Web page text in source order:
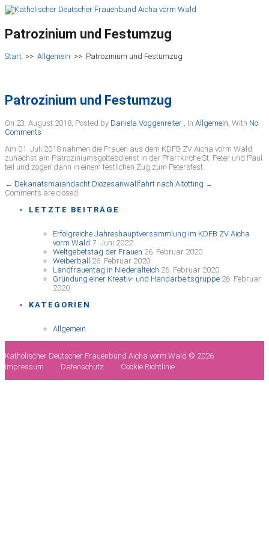
Patrozinium und Festumzug
Start >> Allgemein >> Patrozinium und Festumzug
Patrozinium und Festumzug
On 23. August 2018 Posted by Daniela Voggenreiter In Allgemein With No
Comments
Am 01. Juli 2018 nahmen die Frauen aus dem KDFB ZV Aicha vorm Wald
zunächst am Patroziniumsgottesdienst in der Pfarrkirche St. Peter und Paul
teil und zogen dann in einem festlichen Zug zum Petersfest.
← Dekanatsmaiandacht Diözesanwallfahrt nach Altötting →
Comments are closed.
LETZTE BEITRÄGE
Erfolgreiche Jahreshauptversammlung im KDFB ZV Aicha
vorm Wald 7. Juni 2022
Weltgebetstag der Frauen 26. Februar 2020
Weiberball
26. Februar 2020
Landfrauentag in Niederalteich 26. Februar 2020
Gründung einer Kreativ- und Handarbeitsgruppe 26. Februar
2020
KATEGORIEN
Allgemein
Katholischer Deutscher Frauenbund Aicha vorm Wald © 2026
Impressum
Datenschutz Cookie Richtlinie